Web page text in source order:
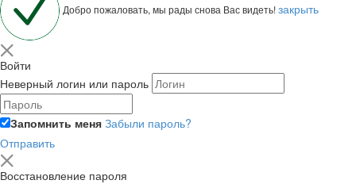
Добро пожаловать, мы рады снова Вас видеть!закрыть
Войти
Неверный логин или пароль
Запомнить меня Забыли пароль?
Отправить
Восстановление пароля